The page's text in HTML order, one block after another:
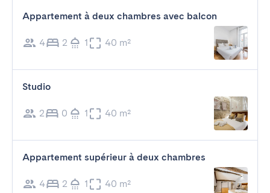
Appartement à deux chambres avec balcon
4 2 1 40 m²
Studio
2 0 1 40 m²
Appartement supérieur à deux chambres
4 2 1 40 m²